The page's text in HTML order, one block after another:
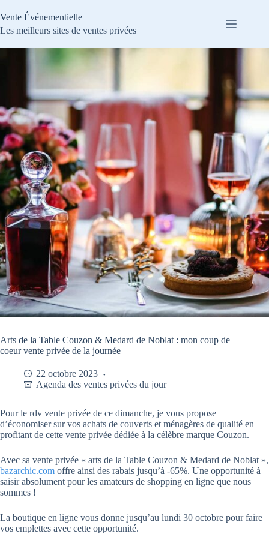
au
contenu
Vente Événementielle
Les meilleurs sites de ventes privées
Arts de la Table Couzon & Medard de Noblat : mon coup de
coeur vente privée de la journée
22 octobre 2023
Agenda des ventes privées du jour
Pour le rdv vente privée de ce dimanche, je vous propose
d’économiser sur vos achats de couverts et ménagères de qualité en
profitant de cette vente privée dédiée à la célèbre marque Couzon.
Avec sa vente privée « arts de la Table Couzon & Medard de Noblat »,
bazarchic.com offre ainsi des rabais jusqu’à -65%. Une opportunité à
saisir absolument pour les amateurs de shopping en ligne que nous
sommes !
La boutique en ligne vous donne jusqu’au lundi 30 octobre pour faire
vos emplettes avec cette opportunité.